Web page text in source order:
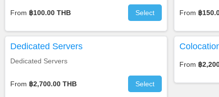
From ฿100.00 THB Select From ฿
Dedicated Servers
Dedicated Servers
From ฿2,700.00 THB Select
From ฿